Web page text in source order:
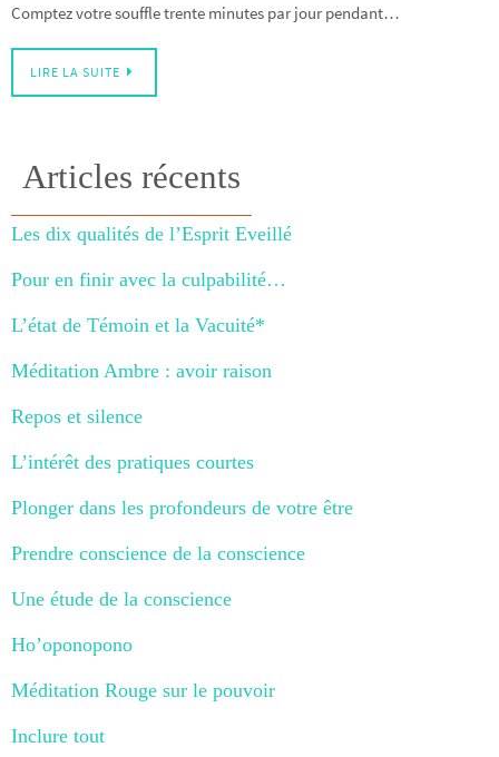
Comptez votre souffle trente minutes par jour pendant…
LIRE LA SUITE
Articles récents
Les dix qualités de l’Esprit Eveillé
Pour en finir avec la culpabilité…
L’état de Témoin et la Vacuité*
Méditation Ambre : avoir raison
Repos et silence
L’intérêt des pratiques courtes
Plonger dans les profondeurs de votre être
Prendre conscience de la conscience
Une étude de la conscience
Ho’oponopono
Méditation Rouge sur le pouvoir
Inclure tout